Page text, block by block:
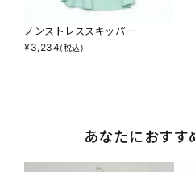
ノンストレススキッパー
¥3,234(税込)
あなたにおすす